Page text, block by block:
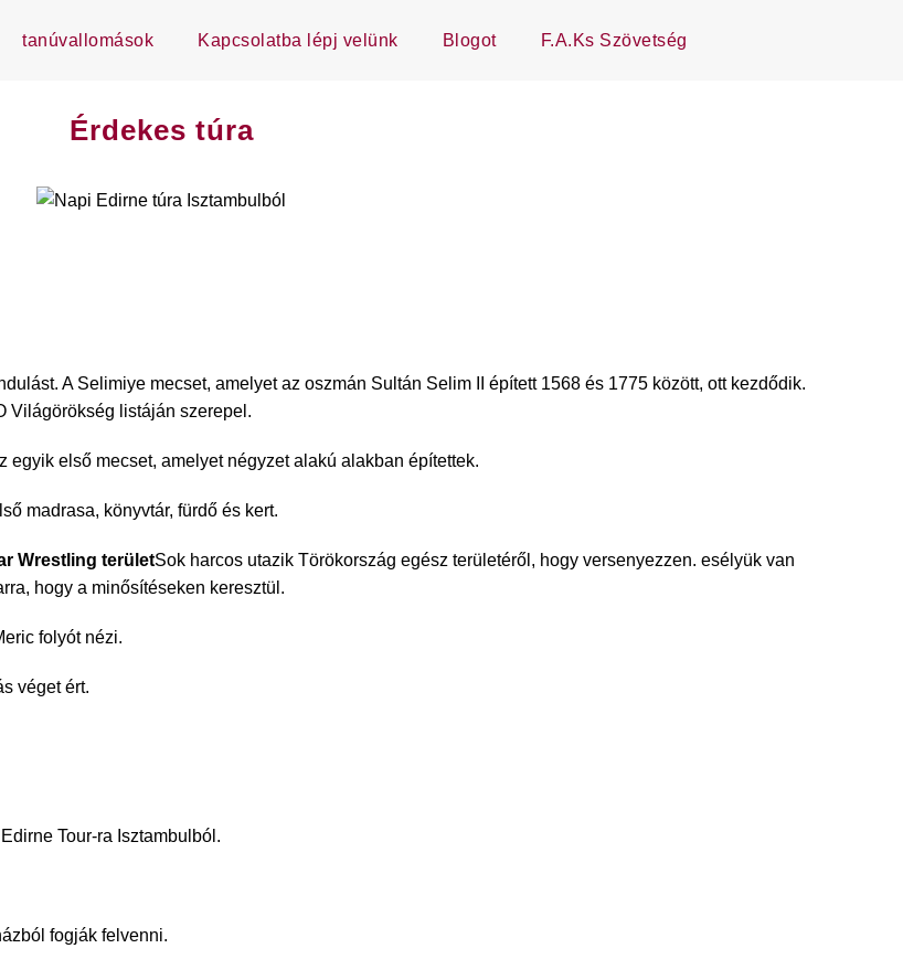
tanúvallomások Kapcsolatba lépj velünk Blogot F.A.Ks Szövetség
Érdekes túra
A Selimiye mecset, amelyet az oszmán Sultán Selim II épített 1568 és 1775 között, ott kezdődik.
Világörökség listáján szerepel.
egyik első mecset, amelyet négyzet alakú alakban építettek.
madrasa, könyvtár, fürdő és kert.
Wrestling területSok harcos utazik Törökország egész területéről, hogy versenyezzen. esélyük van
hogy a minősítéseken keresztül.
folyót nézi.
véget ért.
Tour-ra Isztambulból.
fogják felvenni.